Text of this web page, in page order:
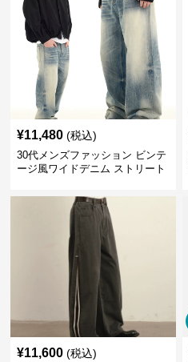
¥11,480 (税込)
30代メンズファッション ビンテ
ージ風ワイドデニム ストリート
¥11,600 (税込)